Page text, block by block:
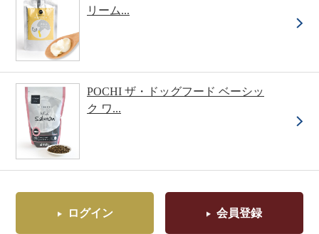
リーム...
POCHI ザ・ドッグフード ベーシッ
ク ワ...
ログイン 会員登録